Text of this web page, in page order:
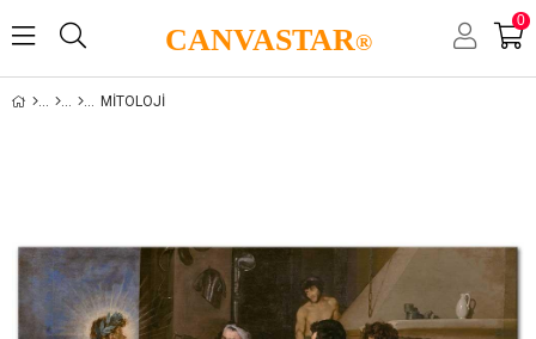
CANVASTAR®
0
MITOLOJI